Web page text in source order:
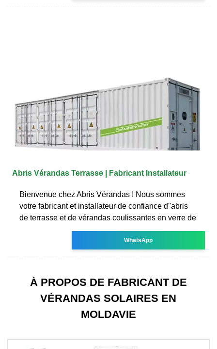
Abris Vérandas Terrasse | Fabricant Installateur
Bienvenue chez Abris Vérandas ! Nous sommes
votre fabricant et installateur de confiance d''abris
de terrasse et de vérandas coulissantes en verre de
WhatsApp
À PROPOS DE FABRICANT DE
VÉRANDAS SOLAIRES EN
MOLDAVIE